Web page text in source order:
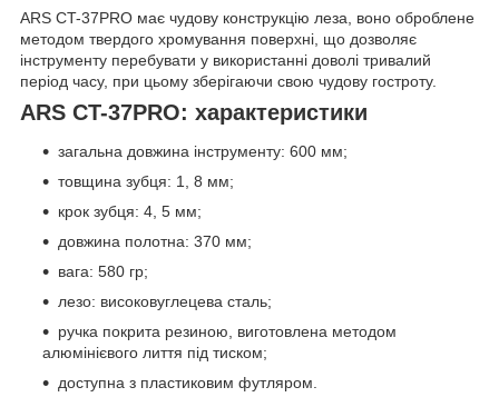
ARS CT-37PRO має чудову конструкцію леза, воно оброблене
методом твердого хромування поверхні, що дозволяє
інструменту перебувати у використанні доволі тривалий
період часу, при цьому зберігаючи свою чудову гостроту.
ARS CT-37PRO: характеристики
загальна довжина інструменту: 600 мм;
товщина зубця: 1, 8 мм;
крок зубця: 4, 5 мм;
довжина полотна: 370 мм;
вага: 580 гр;
лезо: високовуглецева сталь;
ручка покрита резиною, виготовлена методом
алюмінієвого лиття під тиском;
доступна з пластиковим футляром.